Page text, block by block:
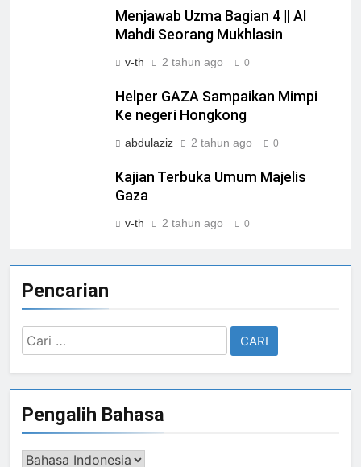
Menjawab Uzma Bagian 4 || Al
Mahdi Seorang Mukhlasin
v-th 2 tahun ago 0
Helper GAZA Sampaikan Mimpi
Ke negeri Hongkong
abdulaziz 2 tahun ago 0
Kajian Terbuka Umum Majelis
Gaza
v-th 2 tahun ago 0
Pencarian
Cari
untuk:
Pengalih Bahasa
Pengalih